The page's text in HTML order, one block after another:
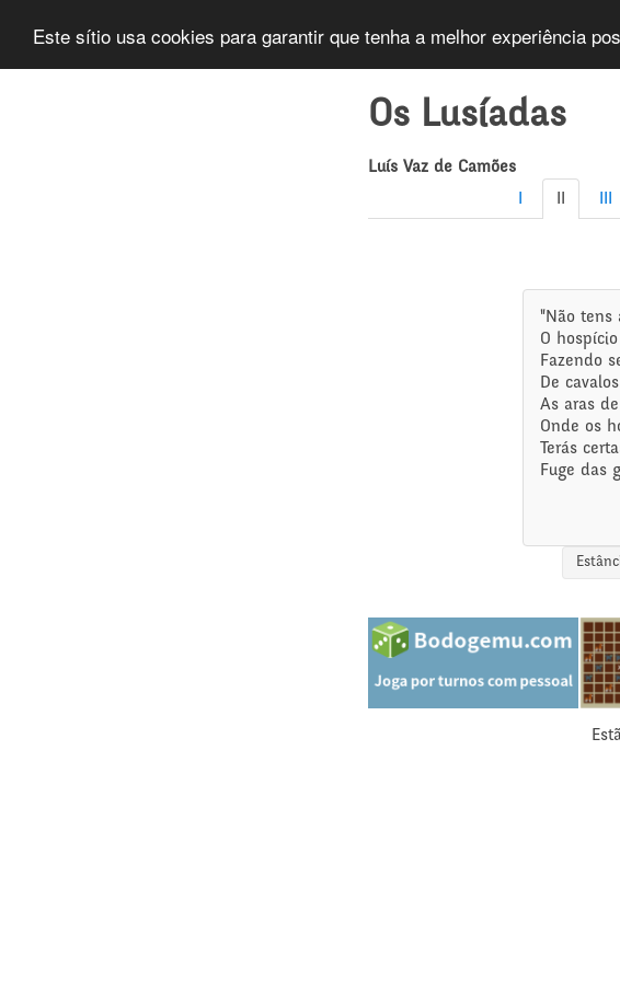
Este sítio usa cookies para garantir que tenha a melhor experiência
Os Lusíadas
Luís Vaz de Camões
"Não tens
O
Fazendo
De
As aras
Onde os
Terás
Fuge das